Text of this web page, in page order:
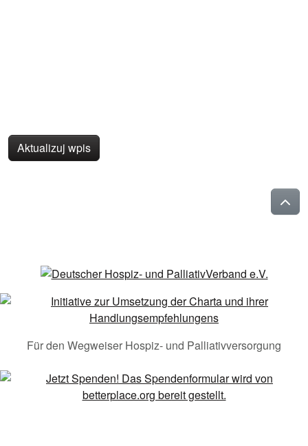
Aktualizuj wpis
Für den Wegweiser Hospiz- und Palliativversorgung